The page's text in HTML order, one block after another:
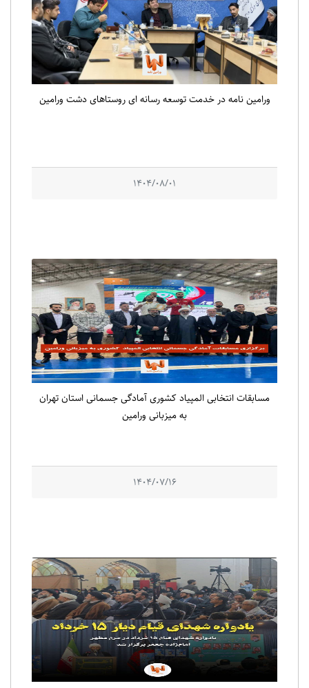
ورامین نامه در خدمت توسعه رسانه ای روستاهای دشت ورامین
1404/08/01
مسابقات انتخابی المپیاد کشوری آمادگی جسمانی استان تهران
به میزبانی ورامین
1404/07/16